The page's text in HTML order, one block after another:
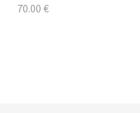
70.00 €